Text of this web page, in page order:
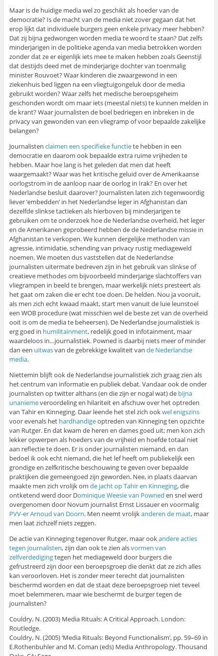
Maar is de huidige media wel zo geschikt als hoeder van de
democratie? Is de macht van de media niet zover gegaan dat het
erop lijkt dat individuele burgers geen enkele privacy meer hebben?
Dat zij bijna gedwongen worden media te woord te staan? Dat zelfs
minderjarigen in de politieke agenda van media betrokken worden
zonder dat ze er eigenlijk iets mee te maken hebben zoals Geenstijl
dat destijds deed met de minderjarige dochter van toenmalig
minister Rouvoet? Waar kinderen die zwaargewond in een
ziekenhuis bed liggen na een vliegtuigongeluk door de media
gebruikt worden? Waar zelfs het medische beroepsgeheim
geschonden wordt om maar iets (meestal niets) te kunnen melden in
de krant? Waar journalisten de boel bedriegen en inbreken in de
privacy van gewonden van een vliegramp of voor bepaalde zakelijke
belangen?
Journalisten claimen een specifieke functiete hebben in een
democratie en daarom ook bepaalde extra ruime vrijheden te
hebben. Maar hoe lang is het geleden dat men dat heeft
waargemaakt? Waar was het kritische geluid over de Amerikaanse
oorlogstrom in de aanloop naar de oorlog in Irak? En over het
Nederlandse besluit daarover? Journalisten laten zich tegenwoordig
liever ’embedden’ in het Nederlandse leger in Afghanistan dan
dezelfde slinkse tactieken als hierboven bij minderjarigen te
gebruiken om te onderzoek hoe de Nederlandse overheid, het leger
en de Amerikanen geprobeerd hebben de de Nederlandse missie in
Afghanistan te verkopen. We kunnen dergelijke methoden van
agressie, intimidatie, schending van privacy rustig mediageweld
noemen. We moeten dus vaststellen dat de Nederlandse
journalisten uitermate bedreven zijn in het gebruik van slinkse of
creatieve methodes om bijvoorbeeld minderjarige slachtoffers van
vliegrampen in beeld te brengen, maar werkelijk niets presteert als
het gaat om zaken die er echt toe doen. De helden. Nou ja vooruit,
als men zich echt kwaad maakt, start men vanuit de luie leunstoel
een WOB procedure (wat misschien wel de beste zet van de overheid
ooit is om de media te beheersen). De Nederlandse journalistiek is
erg goed in humilitainment, redelijk goed in infotainment, maar
waardeloos in…journalistiek. Powned is daarbij niets meer of minder
dan een uitwasvan de gebrekkige kwaliteit van de Nederlandse
media.
Niettemin blijft ook de Nederlandse journalistiek zich graag zien als
het centrum van informatie en publiek debat. Vandaar ook de onder
journalisten op twitter althans (en die zijn er nogal wat) de bijna
unaniemeveroordeling en hilariteit en afschuw over het optreden
van Tahir en Kinneging. Daar leende het stel zich ookwel enigszins
voor evenals het hardhandigeoptreden van Kinneging ten opzichte
van Rutger. En dat kwam de heren en dames goed uit; men kon zich
lekker opwerpen als hoeders van de vrijheid en hoefde totaal niet
aan reflectie te doen. Er is onder journalisten niemand, en dan
bedoel ik ook echt niemand, die het lef heeft om publiekelijk een
grondige en zelfkritische beschouwing te geven over bepaalde
praktijken die gemeengoed zijn geworden. Nee, in plaats daarvan
maakte men zich vrolijk om de jacht op Tahir en Kinneging, die
ontketend werd door Dominique Weesie van Powned en snel werd
overgenomen door Novum journalist Ernst Lissauer en voormalig
PVV-er Arnoud van Doorn. Men neemt vrolijkanderen de maat, maar
men laat zichzelf niets zeggen.
De actie van Kinneging tegenover Rutger, maar ookandere acties
tegen journalisten, zijn dan ook te zien alsvormen van
zelfverdedigingtegen het mediageweld door burgers die
gefrustreerd zijn door een beroepsgroep die denkt dat ze zich alles
kan veroorloven. Het is zonder meer terecht dat journalisten
beschermd worden en dat de staat deze beroepsgroep niet teveel
moet belemmeren, maar wie beschermt de burger tegen de
journalisten?
Couldry, N. (2003) Media Rituals: A Critical Approach. London:
Routledge.
Couldry, N. (2005) ‘Media Rituals: Beyond Functionalism’, pp. 59–69 in
E.Rothenbuhler and M. Coman (eds) Media Anthropology. Thousand